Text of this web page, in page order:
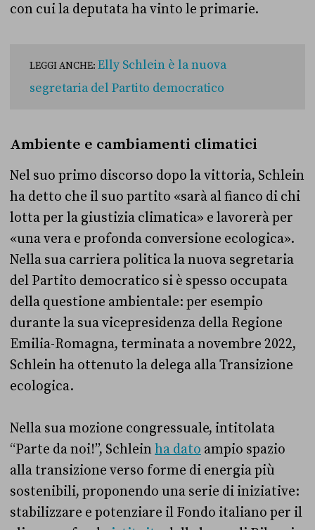
con cui la deputata ha vinto le primarie.
LEGGI ANCHE: Elly Schlein è la nuova
segretaria del Partito democratico
Ambiente e cambiamenti climatici
Nel suo primo discorso dopo la vittoria, Schlein
ha detto che il suo partito «sarà al fianco di chi
lotta per la giustizia climatica» e lavorerà per
«una vera e profonda conversione ecologica».
Nella sua carriera politica la nuova segretaria
del Partito democratico si è spesso occupata
della questione ambientale: per esempio
durante la sua vicepresidenza della Regione
Emilia-Romagna, terminata a novembre 2022,
Schlein ha ottenuto la delega alla Transizione
ecologica.
Nella sua mozione congressuale, intitolata
“Parte da noi!”, Schleinha dato ampio spazio
alla transizione verso forme di energia più
sostenibili, proponendo una serie di iniziative:
stabilizzare e potenziare il Fondo italiano per il